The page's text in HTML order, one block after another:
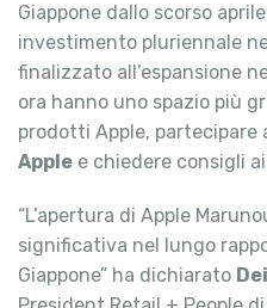
Giappone dallo scorso
investimento pluriennale
finalizzato all’espansione
ora hanno uno spazio più
prodotti Apple, partecipare
Apple e chiedere consigli ai
“L’apertura di Apple
significativa nel lungo
Giappone” ha dichiarato